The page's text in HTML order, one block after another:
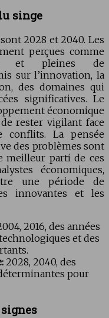
singe
2028 et 2040. Les
perçues comme
et pleines de
sur l’innovation, la
des domaines qui
significatives. Le
économique
rester vigilant face
conflits. La pensée
des problèmes sont
meilleur parti de ces
économiques,
une période de
innovantes et les
2016, des années
et des
2028, 2040, des
pour